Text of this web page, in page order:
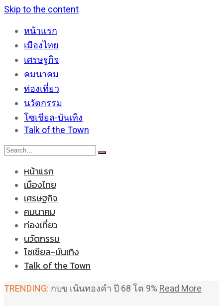
Skip to the content
หน้าแรก
เมืองไทย
เศรษฐกิจ
คมนาคม
ท่องเที่ยว
นวัตกรรม
โซเชียล-บันเทิง
Talk of the Town
หน้าแรก
เมืองไทย
เศรษฐกิจ
คมนาคม
ท่องเที่ยว
นวัตกรรม
โซเชียล-บันเทิง
Talk of the Town
TRENDING: กบข เน้นทองคำ ปี 68 โต 9% Read More